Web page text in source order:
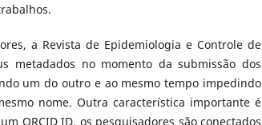
a Revista de Epidemiologia e Controle de
metadados no momento da submissão dos
um do outro e ao mesmo tempo impedindo
nome. Outra característica importante é
ORCID ID, os pesquisadores são conectados